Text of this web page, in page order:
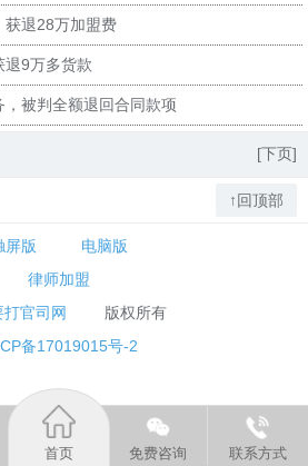
获退28万加盟费
退9万多货款
被判全额退回合同款项
[下页]
首页 免费咨询 联系方式
↑回顶部
屏版
电脑版
律师加盟
打官司网
版权所有
备17019015号-2